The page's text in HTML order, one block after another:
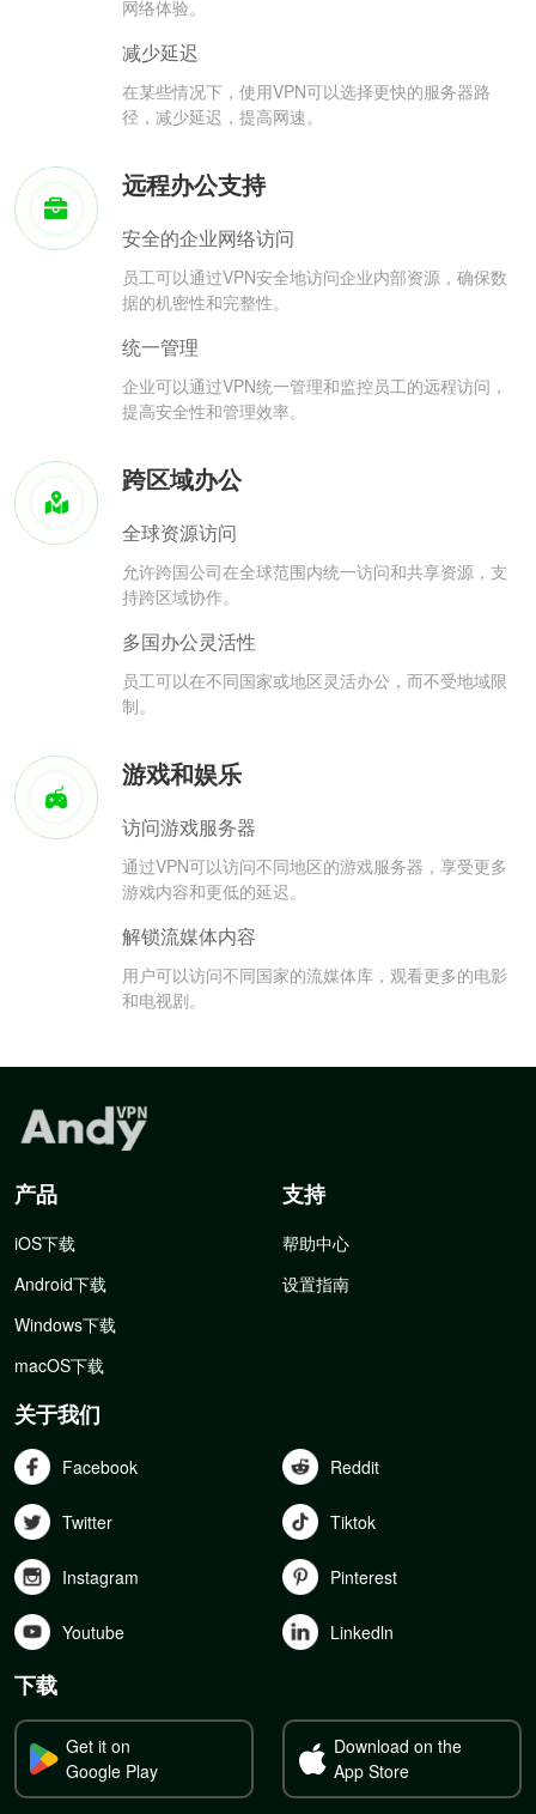
网络体验。
减少延迟
在某些情况下，使用VPN可以选择更快的服务器路
径，减少延迟，提高网速。
远程办公支持
安全的企业网络访问
员工可以通过VPN安全地访问企业内部资源，确保数
据的机密性和完整性。
统一管理
企业可以通过VPN统一管理和监控员工的远程访问，
提高安全性和管理效率。
跨区域办公
全球资源访问
允许跨国公司在全球范围内统一访问和共享资源，支
持跨区域协作。
多国办公灵活性
员工可以在不同国家或地区灵活办公，而不受地域限
制。
游戏和娱乐
访问游戏服务器
通过VPN可以访问不同地区的游戏服务器，享受更多
游戏内容和更低的延迟。
解锁流媒体内容
用户可以访问不同国家的流媒体库，观看更多的电影
和电视剧。
产品
iOS下载
Android下载
Windows下载
macOS下载
支持
帮助中心
设置指南
关于我们
Facebook Reddit
Twitter Tiktok
Instagram Pinterest
Youtube Linkedln
下载
Get it on
Google Play
Download on the
App Store